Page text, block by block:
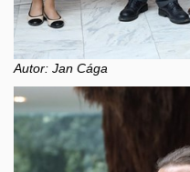
Autor: Jan Cága